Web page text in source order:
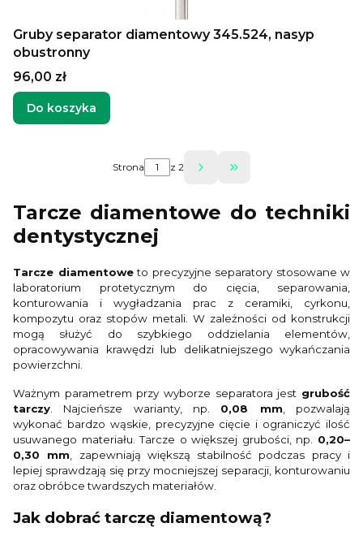
Gruby separator diamentowy 345.524, nasyp
obustronny
Cena
96,00 zł
Do koszyka
Strona z 2 Przejdź do ostatniej
Tarcze diamentowe do techniki
dentystycznej
Tarcze diamentoweto precyzyjne separatory stosowane w
laboratorium protetycznym do cięcia, separowania,
konturowania i wygładzania prac z ceramiki, cyrkonu,
kompozytu oraz stopów metali. W zależności od konstrukcji
mogą służyć do szybkiego oddzielania elementów,
opracowywania krawędzi lub delikatniejszego wykańczania
powierzchni.
Ważnym parametrem przy wyborze separatora jest grubość
tarczy . Najcieńsze warianty, np. 0,08 mm, pozwalają
wykonać bardzo wąskie, precyzyjne cięcie i ograniczyć ilość
usuwanego materiału. Tarcze o większej grubości, np. 0,20–
0,30 mm , zapewniają większą stabilność podczas pracy i
lepiej sprawdzają się przy mocniejszej separacji, konturowaniu
oraz obróbce twardszych materiałów.
Jak dobrać tarczę diamentową?